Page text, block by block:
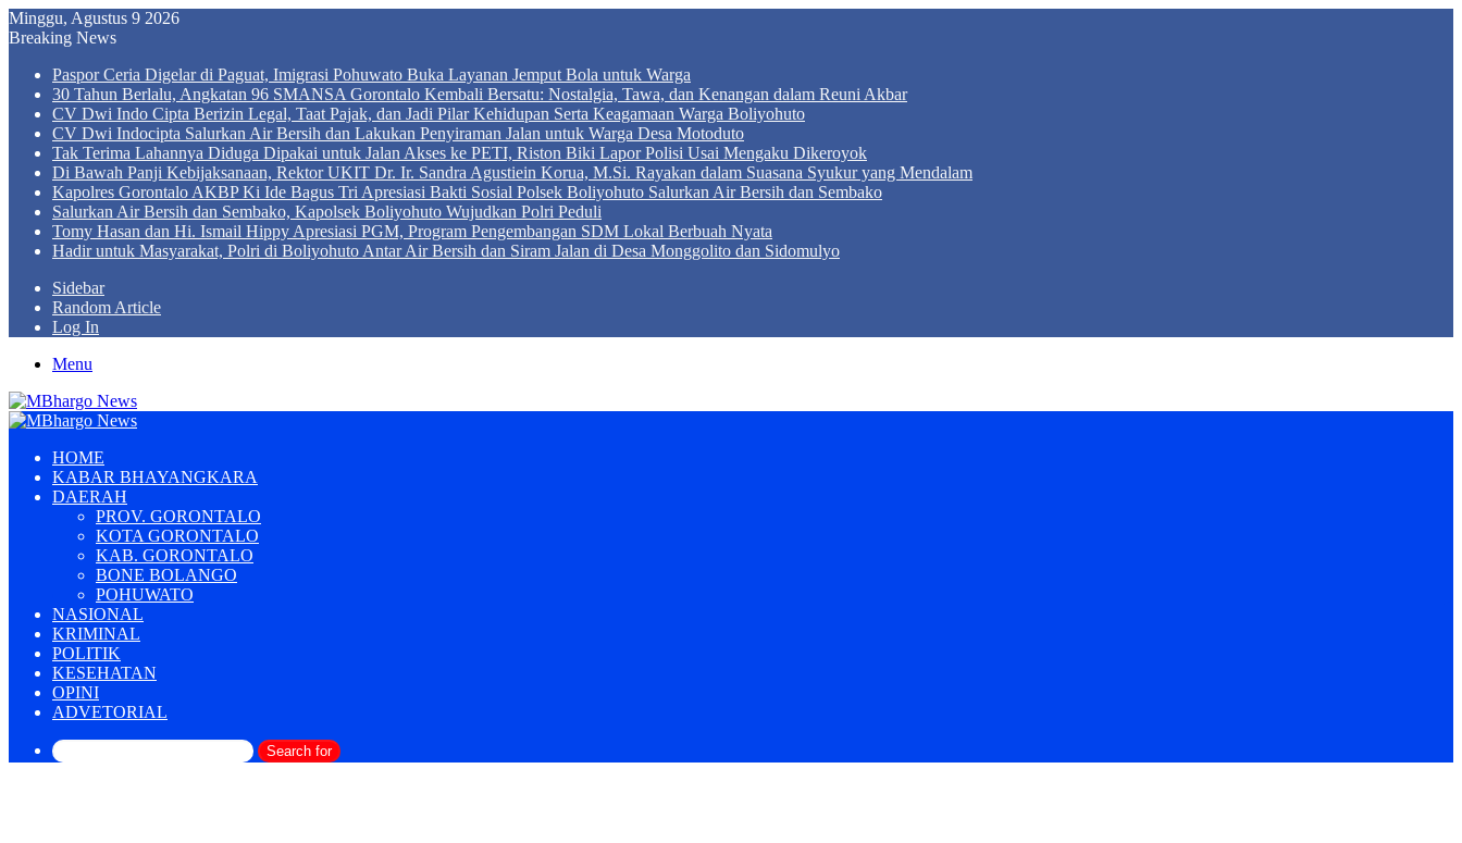
Minggu, Agustus 9 2026
Breaking News
Paspor Ceria Digelar di Paguat, Imigrasi Pohuwato Buka Layanan Jemput Bola untuk Warga
30 Tahun Berlalu, Angkatan 96 SMANSA Gorontalo Kembali Bersatu: Nostalgia, Tawa, dan Kenangan dalam Reuni Akbar
CV Dwi Indo Cipta Berizin Legal, Taat Pajak, dan Jadi Pilar Kehidupan Serta Keagamaan Warga Boliyohuto
CV Dwi Indocipta Salurkan Air Bersih dan Lakukan Penyiraman Jalan untuk Warga Desa Motoduto
Tak Terima Lahannya Diduga Dipakai untuk Jalan Akses ke PETI, Riston Biki Lapor Polisi Usai Mengaku Dikeroyok
Di Bawah Panji Kebijaksanaan, Rektor UKIT Dr. Ir. Sandra Agustiein Korua, M.Si. Rayakan dalam Suasana Syukur yang Mendalam
Kapolres Gorontalo AKBP Ki Ide Bagus Tri Apresiasi Bakti Sosial Polsek Boliyohuto Salurkan Air Bersih dan Sembako
Salurkan Air Bersih dan Sembako, Kapolsek Boliyohuto Wujudkan Polri Peduli
Tomy Hasan dan Hi. Ismail Hippy Apresiasi PGM, Program Pengembangan SDM Lokal Berbuah Nyata
Hadir untuk Masyarakat, Polri di Boliyohuto Antar Air Bersih dan Siram Jalan di Desa Monggolito dan Sidomulyo
Sidebar
Random Article
Log In
Menu
HOME
KABAR BHAYANGKARA
DAERAH
PROV. GORONTALO
KOTA GORONTALO
KAB. GORONTALO
BONE BOLANGO
POHUWATO
NASIONAL
KRIMINAL
POLITIK
KESEHATAN
OPINI
ADVETORIAL
Search for